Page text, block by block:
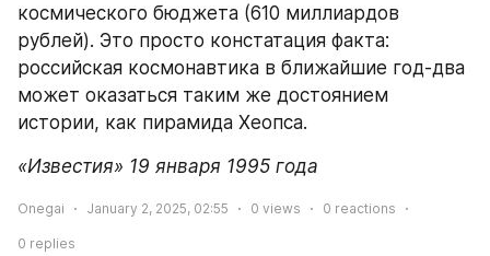
космического бюджета (610 миллиардов
рублей). Это просто констатация факта:
российская космонавтика в ближайшие год-два
может оказаться таким же достоянием
истории, как пирамида Хеопса.
«Известия» 19 января 1995 года
Onegai January 2, 2025, 02:55 0 views 0 reactions
0 replies